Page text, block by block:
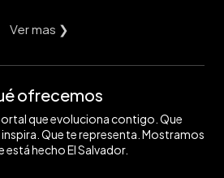
Ver mas ❯
ofrecemos
que evoluciona contigo. Que
Que te representa. Mostramos
está hecho El Salvador.